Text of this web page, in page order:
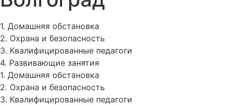
1. Домашняя обстановка
2. Охрана и безопасность
3. Квалифицированные педагоги
4. Развивающие занятия
1. Домашняя обстановка
2. Охрана и безопасность
3. Квалифицированные педагоги